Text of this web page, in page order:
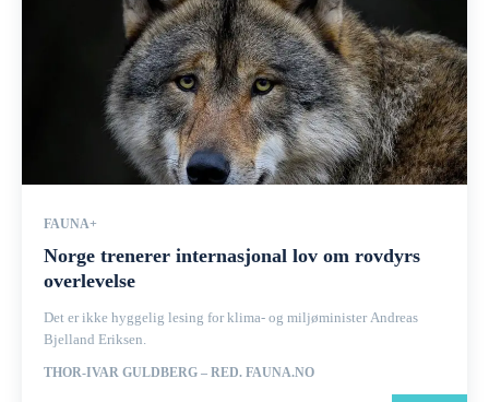
FAUNA+
Norge trenerer internasjonal lov om rovdyrs
overlevelse
Det er ikke hyggelig lesing for klima- og miljøminister Andreas
Bjelland Eriksen.
THOR-IVAR GULDBERG – RED. FAUNA.NO